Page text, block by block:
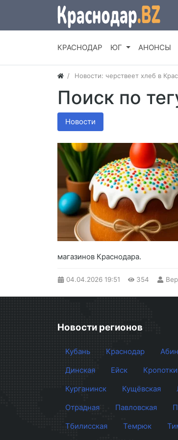
КРАСНОДАР ЮГ АНОНСЫ
Новости: черствеет хлеб в
Поиск по
Новости
магазинов Краснодара.
04.04.2026 19:51 354
Новости регионов
Кубань Краснодар
Динская
Ейск
Курганинск
Кущёвская
Отрадная
Павловская
Тбилисская
Темрюк